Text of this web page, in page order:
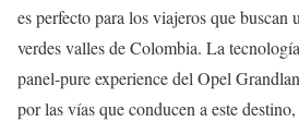
es perfecto para los viajeros que buscan
verdes valles de Colombia. La
panel-pure experience del Opel
por las vías que conducen a este